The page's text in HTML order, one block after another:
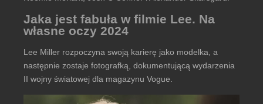
Jaka jest fabuła w filmie Lee. Na
własne oczy 2024
Lee Miller rozpoczyna swoją karierę jako modelka, a
następnie zostaje fotografką, dokumentującą wydarzenia
II wojny światowej dla magazynu Vogue.